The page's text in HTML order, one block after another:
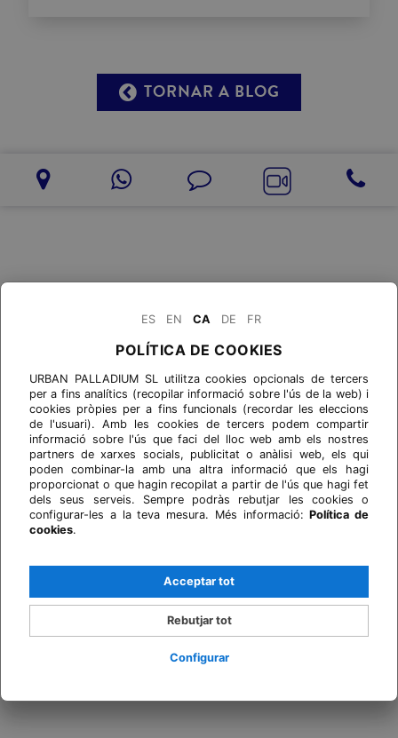
TORNAR A BLOG
ES EN CA DE FR
POLÍTICA DE COOKIES
URBAN PALLADIUM SL utilitza cookies opcionals de tercers
per a fins analítics (recopilar informació sobre l'ús de la web) i
cookies pròpies per a fins funcionals (recordar les eleccions
de l'usuari). Amb les cookies de tercers podem compartir
informació sobre l'ús que faci del lloc web amb els nostres
partners de xarxes socials, publicitat o anàlisi web, els qui
poden combinar-la amb una altra informació que els hagi
proporcionat o que hagin recopilat a partir de l'ús que hagi fet
dels seus serveis. Sempre podràs rebutjar les cookies o
configurar-les a la teva mesura. Més informació:Política de
cookies.
Configurar
Rebutjar tot
Acceptar tot